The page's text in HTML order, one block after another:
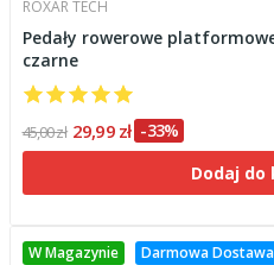
ROXAR TECH
Pedały rowerowe
czarne
45,00 zł 29,99 zł -33%
Dodaj do
W Magazynie Darmowa Dostawa